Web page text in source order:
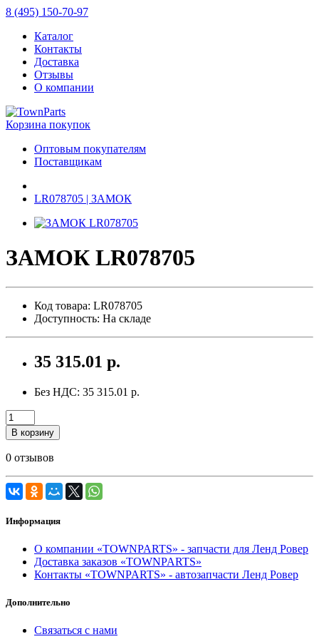
8 (495) 150-70-97
Каталог
Контакты
Доставка
Отзывы
О компании
Корзина покупок
Оптовым покупателям
Поставщикам
LR078705 | ЗАМОК
ЗАМОК LR078705
Код товара: LR078705
Доступность: На складе
35 315.01 р.
Без НДС: 35 315.01 р.
В корзину
0 отзывов
Информация
О компании «TOWNPARTS» - запчасти для Ленд Ровер
Доставка заказов «TOWNPARTS»
Контакты «TOWNPARTS» - автозапчасти Ленд Ровер
Дополнительно
Связаться с нами